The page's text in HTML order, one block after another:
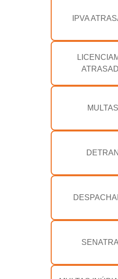
IPVA